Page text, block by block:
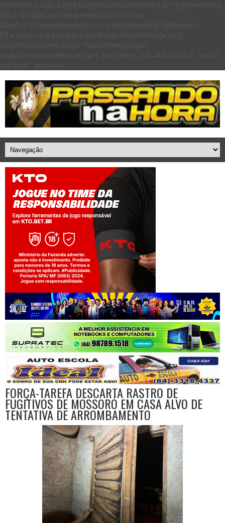
Jogue com responsabilidade. 18+
FORÇA-TAREFA DESCARTA RASTRO DE
FUGITIVOS DE MOSSORÓ EM CASA ALVO DE
TENTATIVA DE ARROMBAMENTO